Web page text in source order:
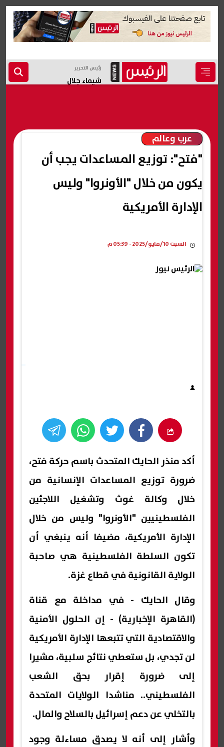
رئيس التحرير
شيماء جلال
عرب وعالم
"فتح": توزيع المساعدات يجب أن
يكون من خلال "الأونروا" وليس
الإدارة الأمريكية
السبت 10/مايو/2025 - 05:39 م
أكد منذر الحايك المتحدث باسم حركة فتح،
ضرورة توزيع المساعدات الإنسانية من
خلال وكالة غوث وتشغيل اللاجئين
الفلسطينيين "الأونروا" وليس من خلال
الإدارة الأمريكية، مضيفا أنه ينبغي أن
تكون السلطة الفلسطينية هي صاحبة
الولاية القانونية في قطاع غزة.
وقال الحايك - في مداخلة مع قناة
(القاهرة الإخبارية) - إن الحلول الأمنية
والاقتصادية التي تتبعها الإدارة الأمريكية
لن تجدي، بل ستعطي نتائج سلبية، مشيرا
إلى ضرورة إقرار بحق الشعب
الفلسطيني.. مناشدا الولايات المتحدة
بالتخلي عن دعم إسرائيل بالسلاح والمال.
وأشار إلى أنه لا يصدق مساءلة وجود